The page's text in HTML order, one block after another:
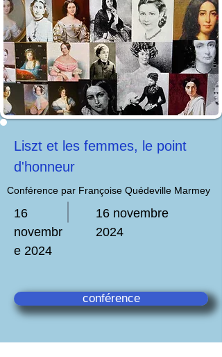
Liszt et les femmes, le point
d'honneur
Conférence par Françoise Quédeville Marmey
16
novembr
e 2024
16 novembre
2024
conférence